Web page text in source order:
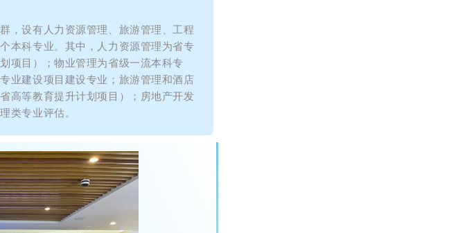
，设有人力资源管理、旅游管理、工程
本科专业。其中，人力资源管理为省专
项目）；物业管理为省级一流本科专
业建设项目建设专业；旅游管理和酒店
高等教育提升计划项目）；房地产开发
类专业评估。